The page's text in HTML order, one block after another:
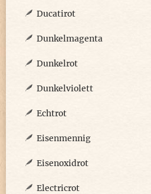
Ducatirot
Dunkelmagenta
Dunkelrot
Dunkelviolett
Echtrot
Eisenmennig
Eisenoxidrot
Electricrot